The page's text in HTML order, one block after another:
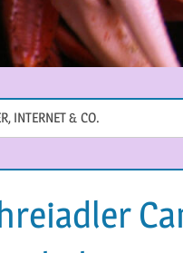
INTERNET & CO.